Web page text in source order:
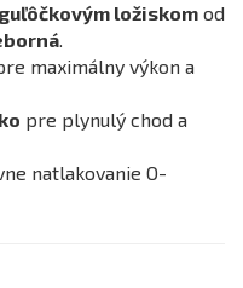
ložiskom od
.
maximálny výkon a
pre plynulý chod a
natlakovanie O-